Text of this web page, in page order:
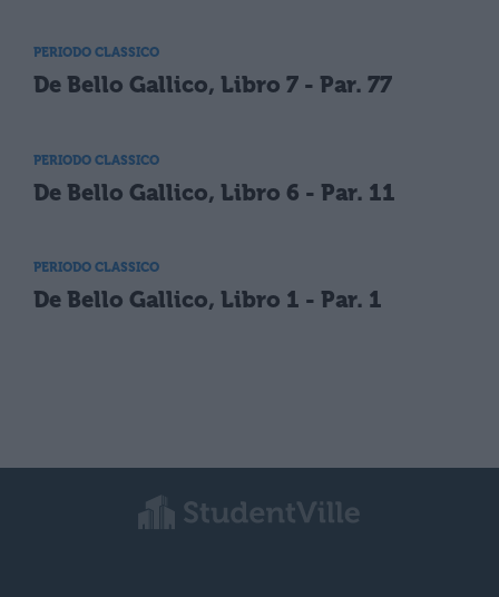
PERIODO CLASSICO
De Bello Gallico, Libro 7 - Par. 77
PERIODO CLASSICO
De Bello Gallico, Libro 6 - Par. 11
PERIODO CLASSICO
De Bello Gallico, Libro 1 - Par. 1